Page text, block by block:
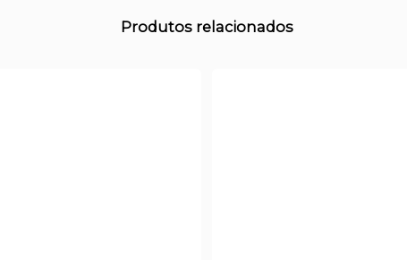
Produtos relacionados